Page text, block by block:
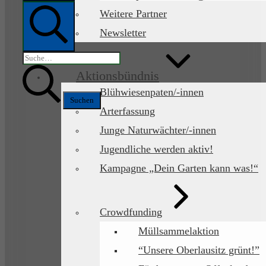
Weitere Partner
Newsletter
Aktionsbündnis
Blühwiesenpaten/-innen
Arterfassung
Junge Naturwächter/-innen
Jugendliche werden aktiv!
Kampagne „Dein Garten kann was!“
Crowdfunding
Müllsammelaktion
“Unsere Oberlausitz grünt!”
Menü
Suche
Suchen
nach: